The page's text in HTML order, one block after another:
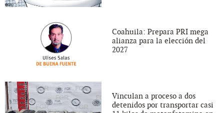
Coahuila: Prepara PRI mega
alianza para la elección del
2027
Vinculan a proceso a dos
detenidos por transportar casi